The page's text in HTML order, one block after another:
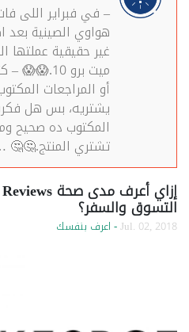
– في فبراير اللى
غير حقيقية عملتها
ميت برو
أو المراجعات
يشتريه، بس هل
المكتوب ده صحيح
تشتري المنتج.🤔🤔
التسوق والسفر؟
Jul. 02, 2018- اعرف بنفسك